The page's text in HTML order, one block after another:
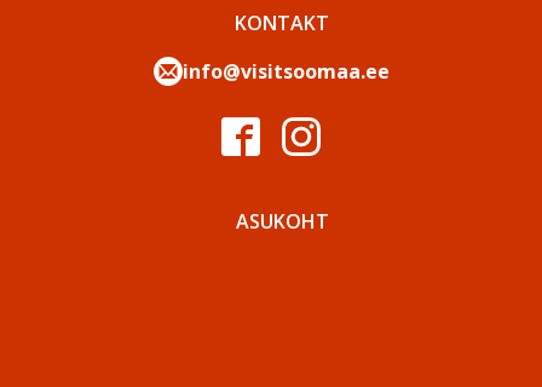
KONTAKT
info@visitsoomaa.ee
ASUKOHT